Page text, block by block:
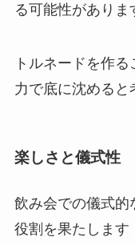
る可能性がありま
トルネードを作
力で底に沈めると
楽しさと儀式性
飲み会での儀式的
役割を果たします